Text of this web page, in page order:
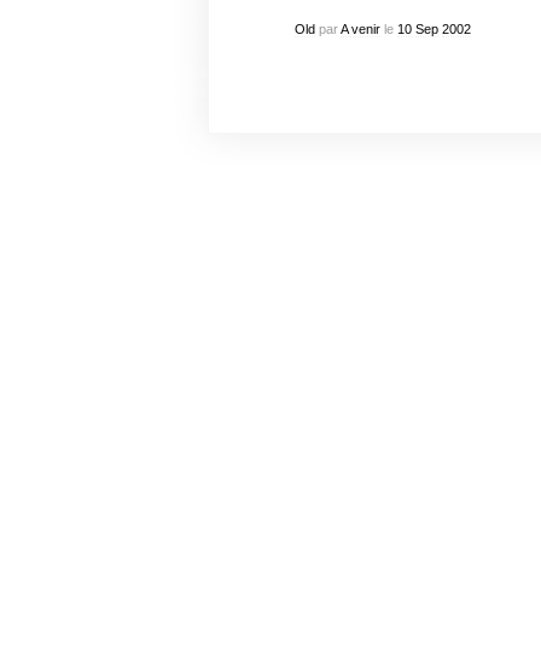
OldparA venirle 10 Sep 2002